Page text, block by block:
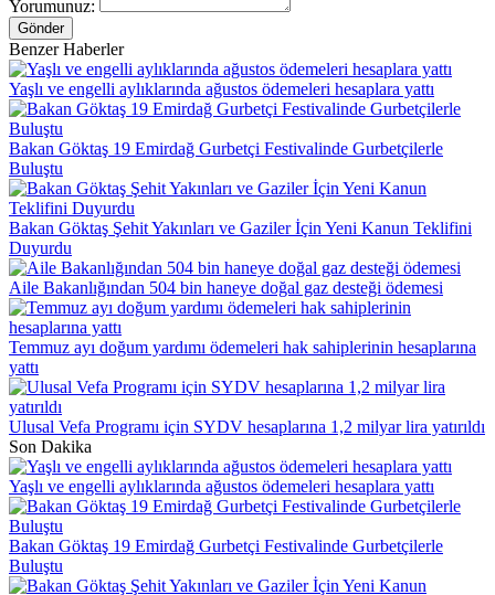
Yorumunuz:
Gönder
Benzer Haberler
Yaşlı ve engelli aylıklarında ağustos ödemeleri hesaplara yattı
Bakan Göktaş 19 Emirdağ Gurbetçi Festivalinde Gurbetçilerle
Buluştu
Bakan Göktaş Şehit Yakınları ve Gaziler İçin Yeni Kanun Teklifini
Duyurdu
Aile Bakanlığından 504 bin haneye doğal gaz desteği ödemesi
Temmuz ayı doğum yardımı ödemeleri hak sahiplerinin hesaplarına
yattı
Ulusal Vefa Programı için SYDV hesaplarına 1,2 milyar lira yatırıldı
Son Dakika
Yaşlı ve engelli aylıklarında ağustos ödemeleri hesaplara yattı
Bakan Göktaş 19 Emirdağ Gurbetçi Festivalinde Gurbetçilerle
Buluştu